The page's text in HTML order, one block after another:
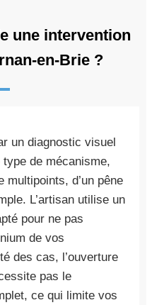
une intervention
en-Brie ?
un diagnostic visuel
de mécanisme,
multipoints, d’un pêne
L’artisan utilise un
pour ne pas
de vos
des cas, l’ouverture
pas le
ce qui limite vos